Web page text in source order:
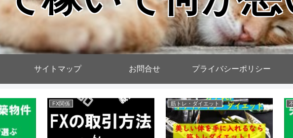
サイトマップ お問合せ プライバシーポリシー
FX関係 筋トレ・ダイエット